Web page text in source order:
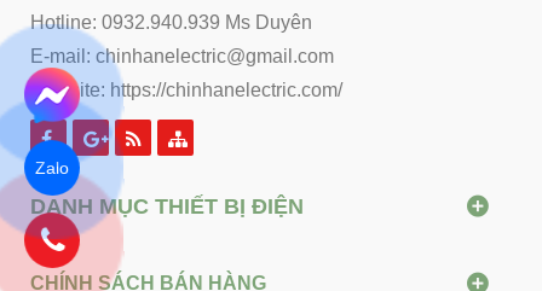
Hotline: 0932.940.939 Ms Duyên
E-mail: chinhanelectric@gmail.com
Website: https://chinhanelectric.com/
DANH MỤC THIẾT BỊ ĐIỆN
CHÍNH SÁCH BÁN HÀNG
Zalo